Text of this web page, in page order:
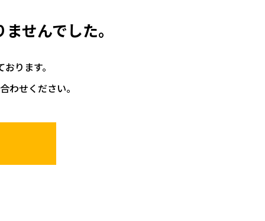
せんでした。
ります。
わせください。